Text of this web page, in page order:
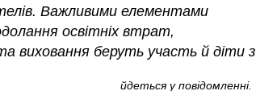
Важливими елементами
освітніх втрат,
виховання беруть участь й діти з
йдеться у повідомленні.